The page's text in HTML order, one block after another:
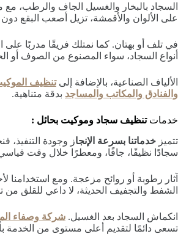
السجاد بالبخار والغسيل الجاف والرطب، مع
على الألوان والأقمشة، تزيل أصعب البقع
في تلف أو بهتان. كما نمتلك فريقًا مدربًا على
أنواع السجاد، سواء المصنوع من الصوف أو
الألياف الصناعية، بالإضافة إلىتنظيف
والفنادق والمكاتب والمساجد بدقة متناهية.
خدماتتنظيف سجاد وموكيت بحائل :
تتميز خدماتنا بسرعة الإنجاز وجودة التنفيذ،
سجادًا نظيفًا، جافًا، ومعطرًا خلال وقت
آثار رطوبة أو روائح مزعجة. ومع استخدامنا
الشفط والتجفيف الحديثة، لا داعي للقلق من
انكماش السجاد بعد الغسيل. شركة وصفاء
تسعى دائمًا لتقديم أعلى مستوى من الخدمة